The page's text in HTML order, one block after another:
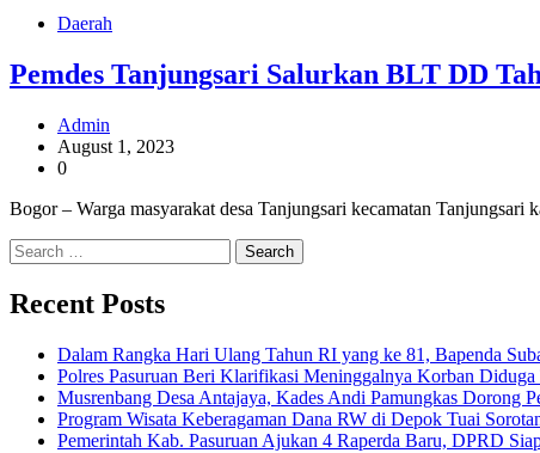
Daerah
Pemdes Tanjungsari Salurkan BLT DD
Admin
August 1, 2023
0
Bogor – Warga masyarakat desa Tanjungsari kecamatan
Search
for:
Recent Posts
Dalam Rangka Hari Ulang Tahun RI yang ke 81, Bapenda
Polres Pasuruan Beri Klarifikasi Meninggalnya Korban Diduga
Musrenbang Desa Antajaya, Kades Andi Pamungkas Dorong
Program Wisata Keberagaman Dana RW di Depok Tuai
Pemerintah Kab. Pasuruan Ajukan 4 Raperda Baru, DPRD